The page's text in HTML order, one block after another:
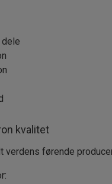
kvalitet
verdens førende